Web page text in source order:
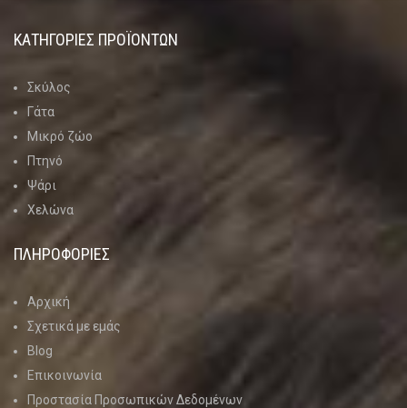
ΚΑΤΗΓΟΡΊΕΣ ΠΡΟΪΌΝΤΩΝ
Σκύλος
Γάτα
Μικρό ζώο
Πτηνό
Ψάρι
Χελώνα
ΠΛΗΡΟΦΟΡΙΕΣ
Αρχική
Σχετικά με εμάς
Blog
Επικοινωνία
Προστασία Προσωπικών Δεδομένων